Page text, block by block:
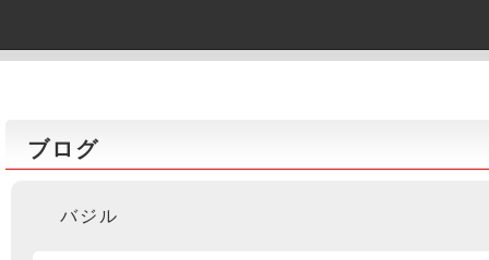
ブログ
バジル